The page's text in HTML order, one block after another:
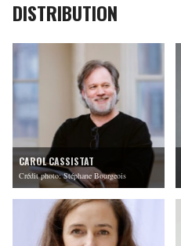
DISTRIBUTION
CAROL CASSISTAT
Crédit photo: Stéphane Bourgeois